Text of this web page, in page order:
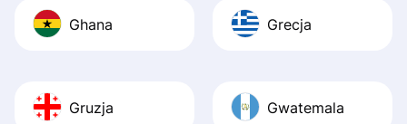
Ghana Grecja
Gruzja Gwatemala